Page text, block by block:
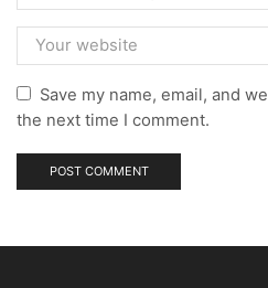
Save my name, email, and
the next time I comment.